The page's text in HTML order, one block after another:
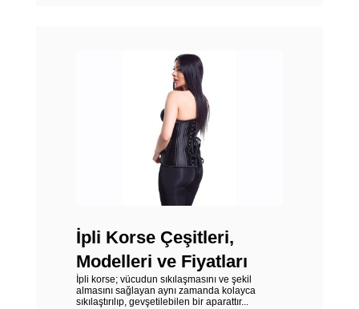
İpli Korse Çeşitleri,
Modelleri ve Fiyatları
İpli korse; vücudun sıkılaşmasını ve şekil
almasını sağlayan aynı zamanda kolayca
sıkılaştırılıp, gevşetilebilen bir aparattır...